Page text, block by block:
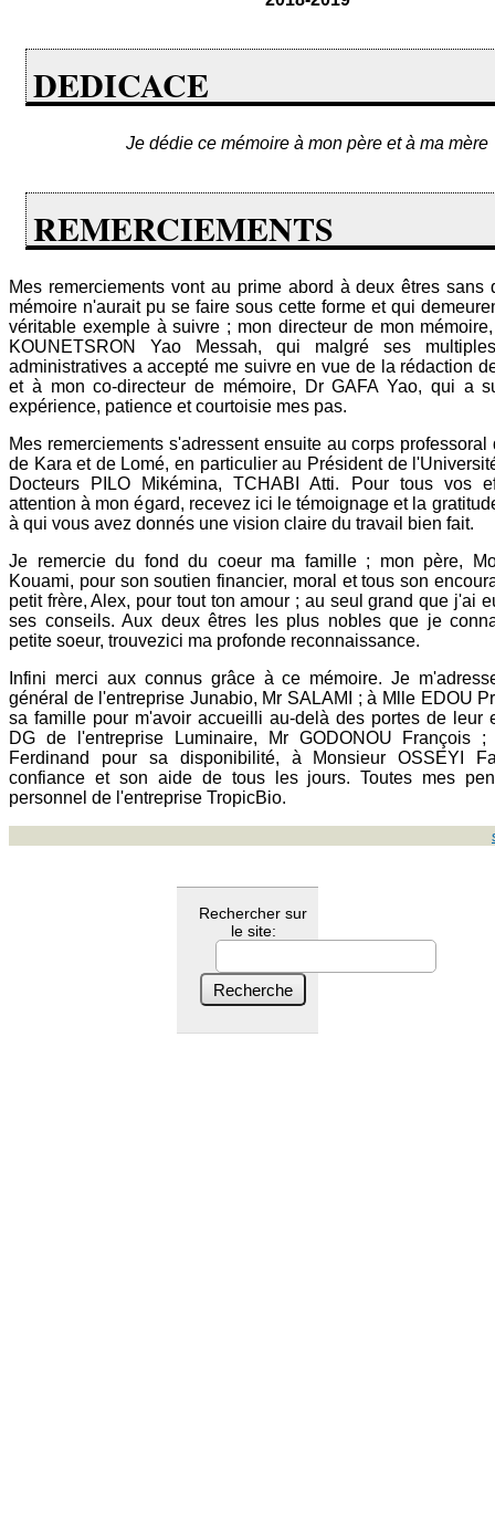
DEDICACE
Je dédie ce mémoire à mon père et à ma mère
REMERCIEMENTS
Mes remerciements vont au prime abord à deux êtres sans
mémoire n'aurait pu se faire sous cette forme et qui
véritable exemple à suivre ; mon directeur de mon
KOUNETSRON Yao Messah, qui malgré ses
administratives a accepté me suivre en vue de la rédaction
et à mon co-directeur de mémoire, Dr GAFA Yao, qui a
expérience, patience et courtoisie mes pas.
Mes remerciements s'adressent ensuite au corps
de Kara et de Lomé, en particulier au Président de
Docteurs PILO Mikémina, TCHABI Atti. Pour tous vos
attention à mon égard, recevez ici le témoignage et la
à qui vous avez donnés une vision claire du travail bien fait.
Je remercie du fond du coeur ma famille ; mon père,
Kouami, pour son soutien financier, moral et tous son
petit frère, Alex, pour tout ton amour ; au seul grand que j'ai
ses conseils. Aux deux êtres les plus nobles que je
petite soeur, trouvezici ma profonde reconnaissance.
Infini merci aux connus grâce à ce mémoire. Je
général de l'entreprise Junabio, Mr SALAMI ; à Mlle EDOU
sa famille pour m'avoir accueilli au-delà des portes de leur
DG de l'entreprise Luminaire, Mr GODONOU François
Ferdinand pour sa disponibilité, à Monsieur OSSEYI
confiance et son aide de tous les jours. Toutes mes
personnel de l'entreprise TropicBio.
Rechercher sur
le site: